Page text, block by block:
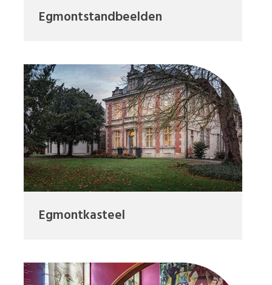
Egmontstandbeelden
Egmontkasteel